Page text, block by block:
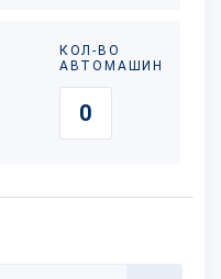
КОЛ-ВО
АВТОМАШИН